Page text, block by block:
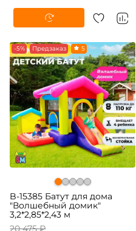
-5% Предзаказ 5
B-15385 Батут для дома
"Волшебный домик"
3,2*2,85*2,43 м
20 475 ₽